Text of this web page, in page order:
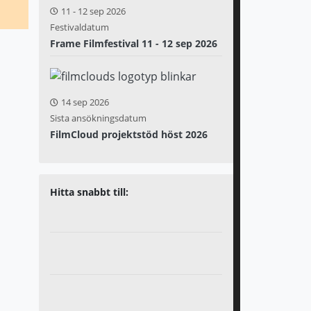
11 - 12 sep 2026
Festivaldatum
Frame Filmfestival 11 - 12 sep 2026
14 sep 2026
Sista ansökningsdatum
FilmCloud projektstöd höst 2026
Hitta snabbt till: